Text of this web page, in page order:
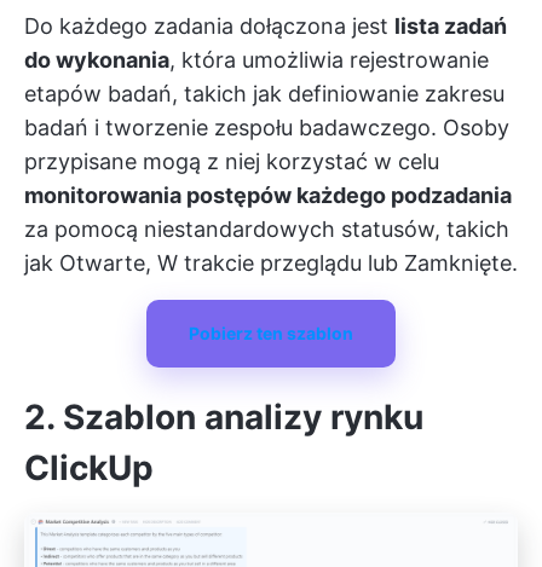
Do każdego zadania dołączona jest lista zadań
do wykonania, która umożliwia rejestrowanie
etapów badań, takich jak definiowanie zakresu
badań i tworzenie zespołu badawczego. Osoby
przypisane mogą z niej korzystać w celu
monitorowania postępów każdego podzadania
za pomocą niestandardowych statusów, takich
jak Otwarte, W trakcie przeglądu lub Zamknięte.
Pobierz ten szablon
2. Szablon analizy rynku
ClickUp